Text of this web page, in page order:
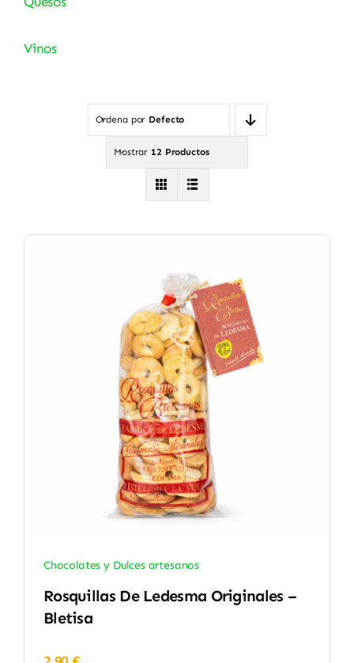
Vinos
Ordena por Defecto
Mostrar 12 Productos
Chocolates y Dulces artesanos
Rosquillas De Ledesma Originales –
Bletisa